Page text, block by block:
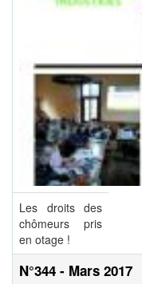
Les droits des
chômeurs pris
en otage !
N°344 - Mars 2017